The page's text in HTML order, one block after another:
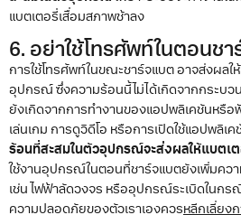
แบตเตอรี่เสื่อมสภาพช้าลง
6. อย่าใช้โทรศัพท์ในตอนช
การใช้โทรศัพท์ในขณะชาร์จแบต อาจส่งผลใ
อุปกรณ์ ซึ่งความร้อนนี้ไม่ได้เกิดจากกระบว
ยังเกิดจากการทำงานของแอปพลิเคชันหรือ
เล่นเกม การดูวิดีโอ หรือการเปิดใช้แอปพลิเค
ร้อนที่สะสมในตัวอุปกรณ์จะส่งผลให้แบตเ
ใช้งานอุปกรณ์ในตอนที่ชาร์จแบตยังเพิ่มคว
เช่น ไฟฟ้าลัดวงจร หรืออุปกรณ์ระเบิดในก
ความปลอดภัยของตัวเราเองควรหลีกเลี่ยง